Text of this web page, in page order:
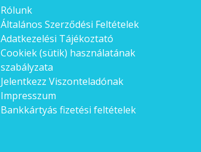
Rólunk
Általános Szerződési Feltételek
Adatkezelési Tájékoztató
Cookiek (sütik) használatának
szabályzata
Jelentkezz Viszonteladónak
Impresszum
Bankkártyás fizetési feltételek